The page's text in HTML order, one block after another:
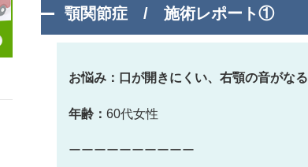
顎関節症 / 施術レポート①
お悩み：口が開きにくい、右顎の音がなる
年齢： 60代女性
ーーーーーーーーーー